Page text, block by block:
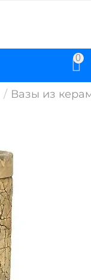
0
/ Вазы из